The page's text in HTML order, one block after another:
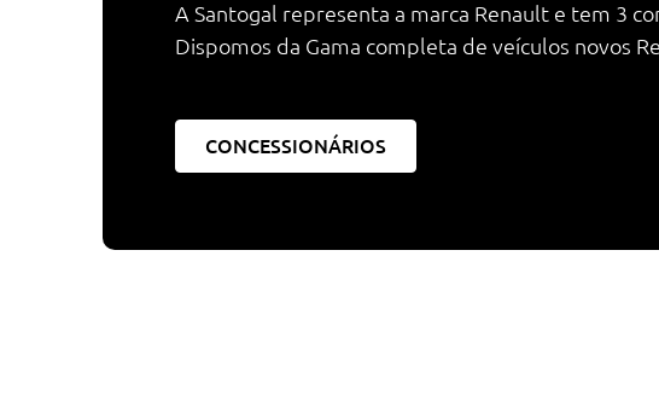
A Santogal representa a marca Renault e tem 3
Dispomos da Gama completa de veículos novos
CONCESSIONÁRIOS